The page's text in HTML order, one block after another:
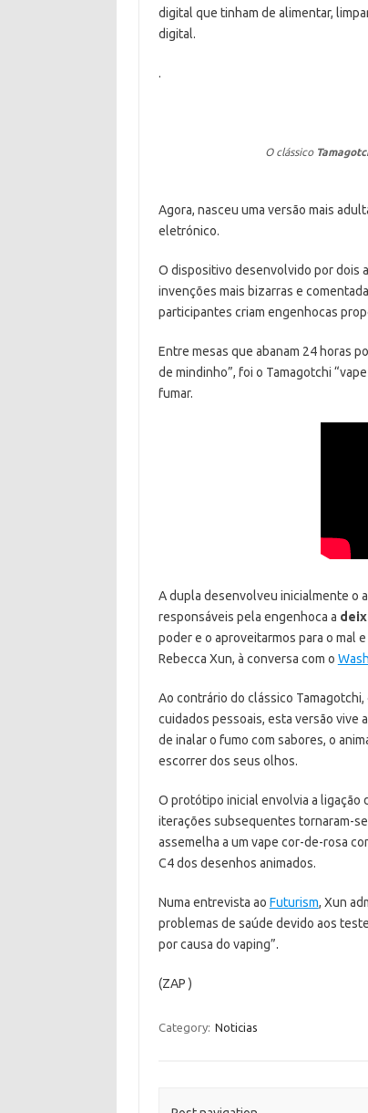
digital que tinham de alimentar,
digital.
.
O clássico
Agora, nasceu uma versão mais
eletrónico.
O dispositivo desenvolvido por dois
invenções mais bizarras e
participantes criam engenhocas
Entre mesas que abanam 24 horas
de mindinho”, foi o Tamagotchi
fumar.
A dupla desenvolveu inicialmente o
responsáveis pela engenhoca a
poder e o aproveitarmos para o mal
Rebecca Xun, à conversa com o
Ao contrário do clássico
cuidados pessoais, esta versão vive
de inalar o fumo com sabores, o
escorrer dos seus olhos.
O protótipo inicial envolvia a ligação
iterações subsequentes tornaram-
assemelha a um vape cor-de-rosa
C4 dos desenhos animados.
Numa entrevista ao Futurism, Xun
problemas de saúde devido aos
por causa do vaping”.
(ZAP )
Category: Noticias